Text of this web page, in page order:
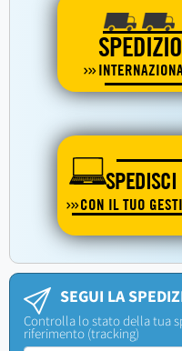
SPEDISCI
CON IL TUO
SEGUI LA
Controlla lo stato della tua
riferimento (tracking)